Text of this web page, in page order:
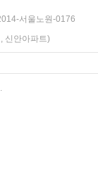
서울노원-0176
신안아파트)